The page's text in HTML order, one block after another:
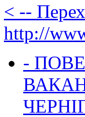
< --
http://
-